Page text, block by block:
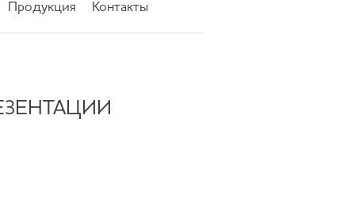
Продукция Контакты